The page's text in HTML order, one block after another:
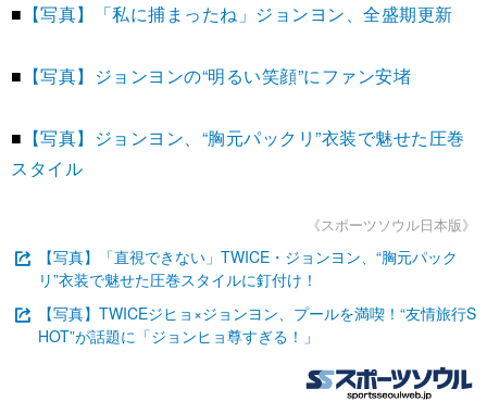
■ 【写真】「私に捕まったね」ジョンヨン、全盛期更新
■ 【写真】ジョンヨンの“明るい笑顔”にファン安堵
■ 【写真】ジョンヨン、“胸元パックリ”衣装で魅せた圧巻
スタイル
《スポーツソウル日本版》
【写真】「直視できない」TWICE・ジョンヨン、“胸元パック
リ”衣装で魅せた圧巻スタイルに釘付け！
【写真】TWICEジヒョ×ジョンヨン、プールを満喫！“友情旅行S
HOT”が話題に「ジョンヒョ尊すぎる！」